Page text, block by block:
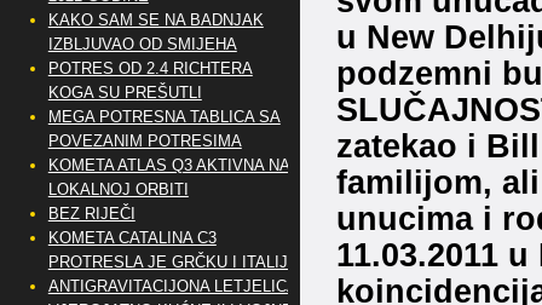
u New
podzemni
zatekao i
familijom,
unucima i
11.03.2011
KAKO SAM SE NA BADNJAK
IZBLJUVAO OD SMIJEHA
POTRES OD 2.4 RICHTERA
KOGA SU PREŠUTLI
MEGA POTRESNA TABLICA SA
POVEZANIM POTRESIMA
KOMETA ATLAS Q3 AKTIVNA NA
LOKALNOJ ORBITI
BEZ RIJEČI
KOMETA CATALINA C3
PROTRESLA JE GRČKU I ITALIJU
ANTIGRAVITACIJONA LETJELICA